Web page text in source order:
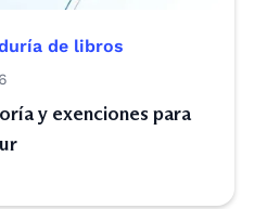
de libros
y exenciones para